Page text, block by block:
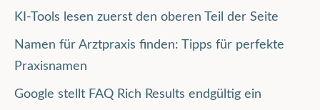
KI-Tools lesen zuerst den oberen Teil der Seite
Namen für Arztpraxis finden: Tipps für perfekte
Praxisnamen
Google stellt FAQ Rich Results endgültig ein